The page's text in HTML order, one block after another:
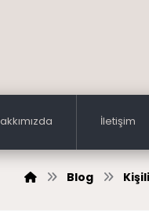
İletişim
Blog